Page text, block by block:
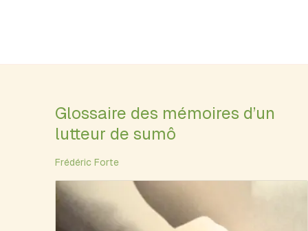
Glossaire des mémoires d’un
lutteur de sumô
Frédéric Forte